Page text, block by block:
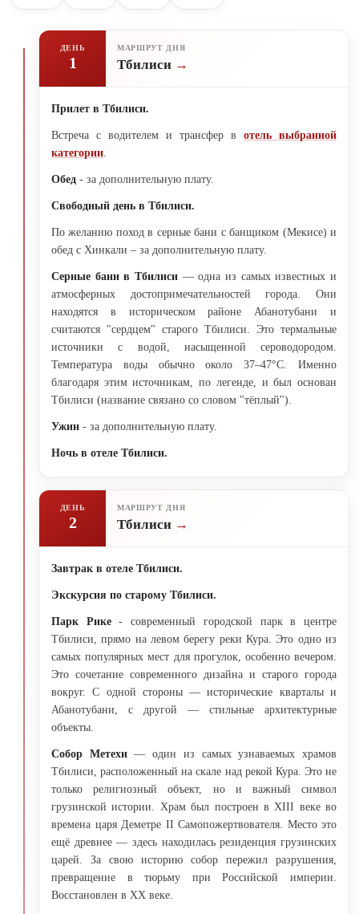
ДЕНЬ
1
МАРШРУТ ДНЯ
Тбилиси
Прилет в Тбилиси.
Встреча с водителем и трансфер в отель выбранной
категории
Обед - за дополнительную плату.
Свободный день в Тбилиси.
По желанию поход в серные бани с банщиком (Мекисе) и
обед с Хинкали – за дополнительную плату.
Серные бани в Тбилиси — одна из самых известных и
атмосферных достопримечательностей города. Они
находятся в историческом районе Абанотубани и
считаются "сердцем" старого Тбилиси. Это термальные
источники с водой, насыщенной сероводородом.
Температура воды обычно около 37–47°C. Именно
благодаря этим источникам, по легенде, и был основан
Тбилиси (название связано со словом "тёплый").
Ужин - за дополнительную плату.
Ночь в отеле Тбилиси.
ДЕНЬ
2
МАРШРУТ ДНЯ
Тбилиси
Завтрак в отеле Тбилиси.
Экскурсия по старому Тбилиси.
Парк Рике- современный городской парк в центре
Тбилиси, прямо на левом берегу реки Кура. Это одно из
самых популярных мест для прогулок, особенно вечером.
Это сочетание современного дизайна и старого города
вокруг. С одной стороны — исторические кварталы и
Абанотубани, с другой — стильные архитектурные
объекты.
Собор Метехи— один из самых узнаваемых храмов
Тбилиси, расположенный на скале над рекой Кура. Это не
только религиозный объект, но и важный символ
грузинской истории. Храм был построен в XIII веке во
времена царя Деметре II Самопожертвователя. Место это
ещё древнее — здесь находилась резиденция грузинских
царей. За свою историю собор пережил разрушения,
превращение в тюрьму при Российской империи.
Восстановлен в XX веке.